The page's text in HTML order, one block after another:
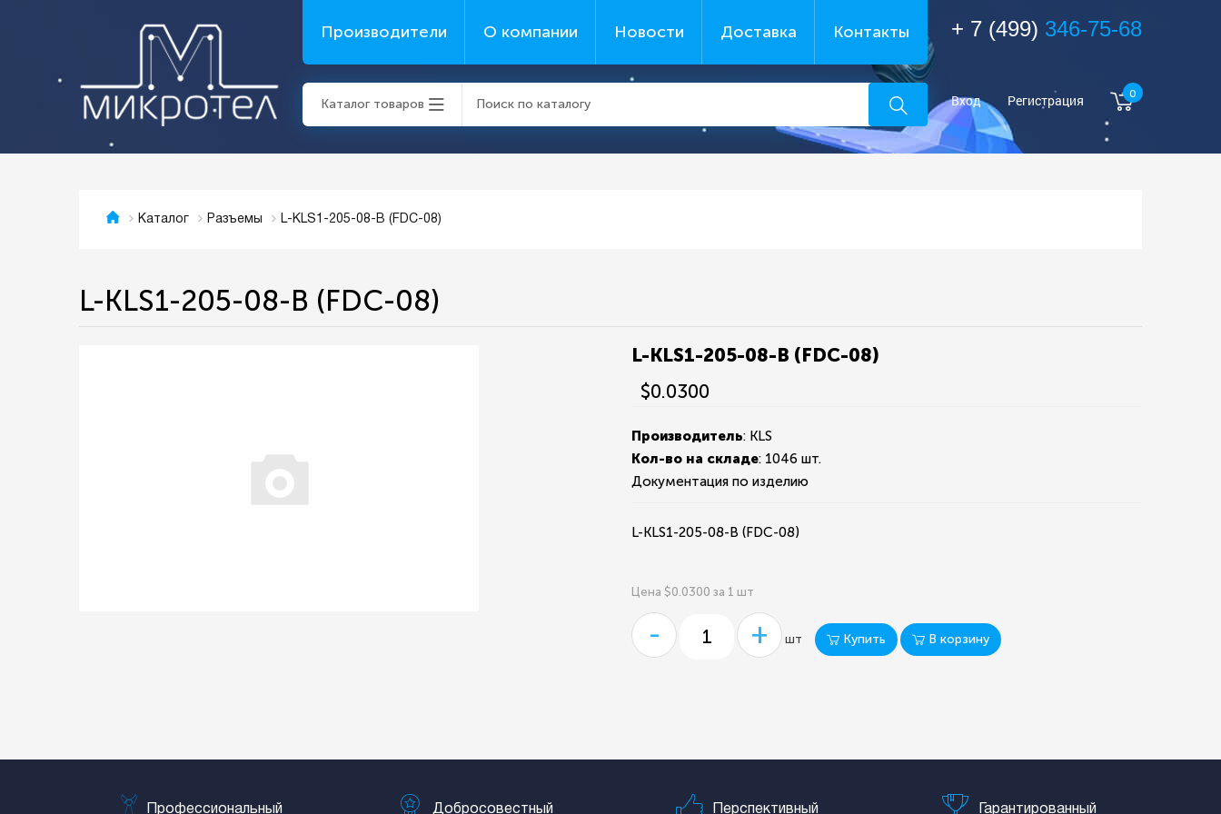
Производители О компании Новости Доставка Контакты
Каталог товаров
+ 7 (499) 346-75-68
Вход Регистрация 0
Каталог Разъемы L-KLS1-205-08-B (FDC-08)
L-KLS1-205-08-B (FDC-08)
L-KLS1-205-08-B (FDC-08)
$0.0300
Производитель: KLS
Кол-во на складе: 1046 шт.
Документация по изделию
L-KLS1-205-08-B (FDC-08)
Цена $0.0300 за 1 шт
- + шт Купить В корзину
Профессиональный Добросовестный Перспективный Гарантированный